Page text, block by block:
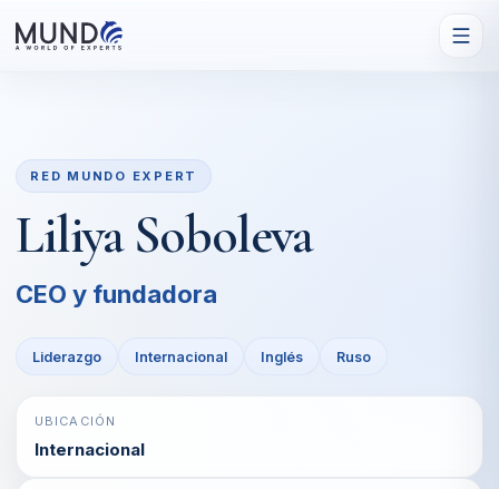
RED MUNDO EXPERT
Liliya Soboleva
CEO y fundadora
Liderazgo Internacional Inglés Ruso
UBICACIÓN
Internacional